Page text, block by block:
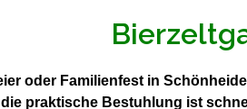
oder Familienfest in
praktische Bestuhlung ist